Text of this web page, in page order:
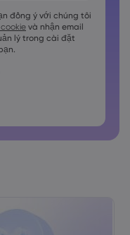
tự viết hoa
tự viết thường
+=:;&lt;&gt;\{,\[]?,.
đồng ý với chúng tôi
và nhận email
lý trong cài đặt